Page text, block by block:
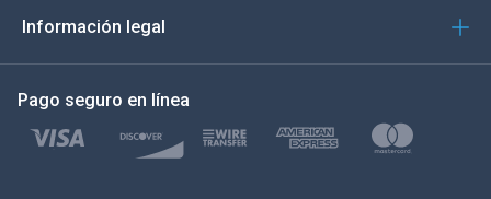
Türkçe
Polski
Información legal
Pago seguro en línea